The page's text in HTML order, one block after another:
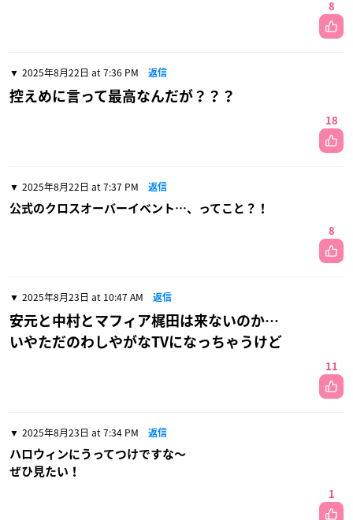
8
2025年8月22日 at 7:36 PM 返信
控えめに言って最高なんだが？？？
18
2025年8月22日 at 7:37 PM 返信
公式のクロスオーバーイベント…、ってこと？！
8
2025年8月23日 at 10:47 AM 返信
安元と中村とマフィア梶田は来ないのか…
いやただのわしやがなTVになっちゃうけど
11
2025年8月23日 at 7:34 PM 返信
ハロウィンにうってつけですな〜
ぜひ見たい！
1